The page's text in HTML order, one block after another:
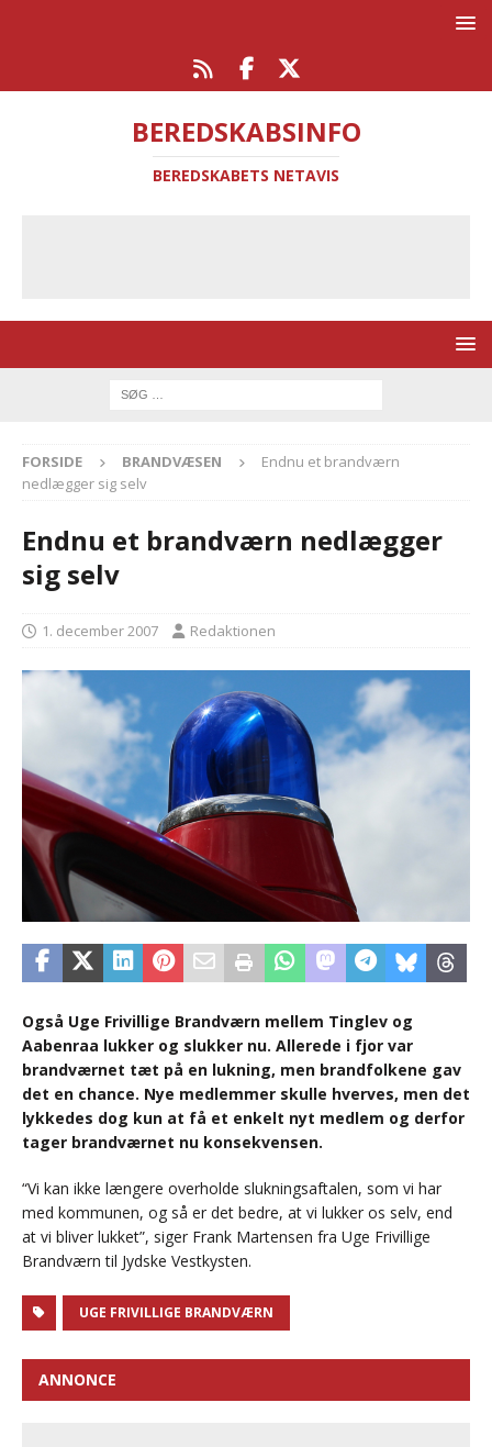
BEREDSKABSINFO
BEREDSKABETS NETAVIS
FORSIDE BRANDVÆSEN
Endnu et brandværn
nedlægger sig selv
Endnu et brandværn nedlægger
sig selv
1. december 2007 Redaktionen
Også Uge Frivillige Brandværn mellem Tinglev og
Aabenraa lukker og slukker nu. Allerede i fjor var
brandværnet tæt på en lukning, men brandfolkene gav
det en chance. Nye medlemmer skulle hverves, men det
lykkedes dog kun at få et enkelt nyt medlem og derfor
tager brandværnet nu konsekvensen.
“Vi kan ikke længere overholde slukningsaftalen, som vi har
med kommunen, og så er det bedre, at vi lukker os selv, end
at vi bliver lukket”, siger Frank Martensen fra Uge Frivillige
Brandværn til Jydske Vestkysten.
UGE FRIVILLIGE BRANDVÆRN
ANNONCE